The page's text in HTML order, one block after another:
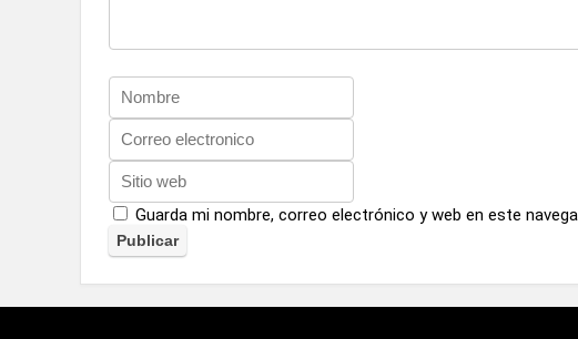
Guarda mi nombre, correo electrónico y web en este